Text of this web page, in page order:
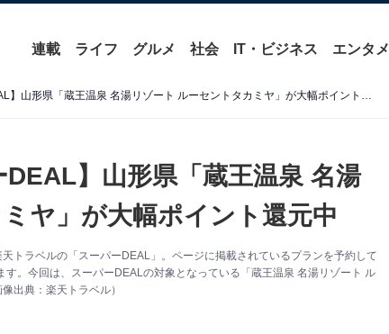
連載 ライフ グルメ 社会 IT・ビジネス エンタメ
【楽天トラベル×スーパーDEAL】山形県「蔵王温泉 名湯リゾート ルーセントタカミヤ」が大幅ポイント還元中
DEAL】山形県「蔵王温泉 名湯
ヤ」が大幅ポイント還元中
トラベルの「スーパーDEAL」。ページに掲載されているプランを予約して
。今回は、スーパーDEALの対象となっている「蔵王温泉 名湯リゾート ル
出典：楽天トラベル）